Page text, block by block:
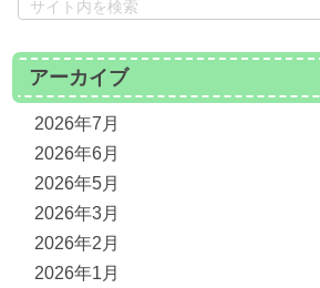
アーカイブ
2026年7月
2026年6月
2026年5月
2026年3月
2026年2月
2026年1月